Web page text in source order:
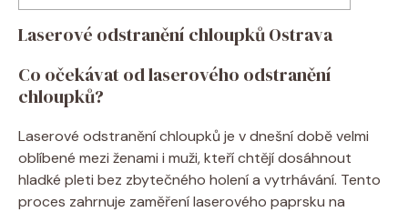
Laserové odstranění chloupků Ostrava
Co očekávat od laserového odstranění
chloupků?
Laserové odstranění chloupků je v dnešní době velmi
oblíbené mezi ženami i muži, kteří chtějí dosáhnout
hladké pleti bez zbytečného holení a vytrhávání. Tento
proces zahrnuje zaměření laserového paprsku na